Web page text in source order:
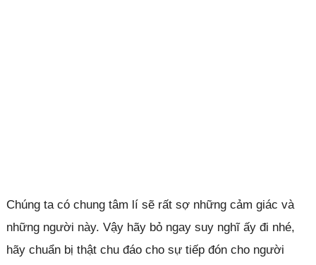
Chúng ta có chung tâm lí sẽ rất sợ những cảm giác và
những người này. Vậy hãy bỏ ngay suy nghĩ ấy đi nhé,
hãy chuẩn bị thật chu đáo cho sự tiếp đón cho người